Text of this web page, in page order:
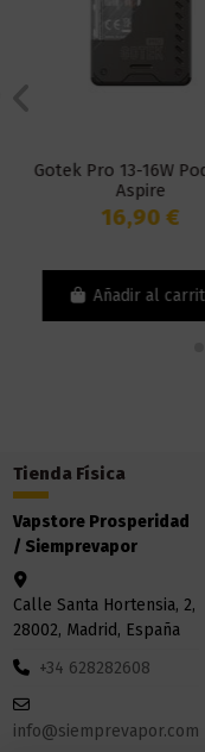
Gotek Pro 13-16W
Aspire
16,90 €
Añadir al
Tienda Física
Vapstore Prosperidad
/ Siemprevapor
Calle Santa Hortensia, 2,
28002, Madrid, España
+34 628282608
info@siemprevapor.com